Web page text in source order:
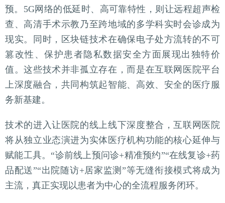
预。5G网络的低延时、高可靠特性，则让远程超声检
查、高清手术示教乃至跨地域的多学科实时会诊成为
现实。同时，区块链技术在确保电子处方流转的不可
篡改性、保护患者隐私数据安全方面展现出独特价
值。这些技术并非孤立存在，而是在互联网医院平台
上深度融合，共同构筑起智能、高效、安全的医疗服
务新基建。
技术的进入让医院的线上线下深度整合，互联网医院
将从独立业态演进为实体医疗机构功能的核心延伸与
赋能工具。“诊前线上预问诊+精准预约”“在线复诊+药
品配送”“出院随访+居家监测”等无缝衔接模式将成为
主流，真正实现以患者为中心的全流程服务闭环。